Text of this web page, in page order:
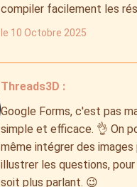
compiler facilement les
le 10 Octobre 2025
Threads3D :
Google Forms, c'est pas
simple et efficace. 👌 On
même intégrer des images
illustrer les questions,
soit plus parlant. 😉